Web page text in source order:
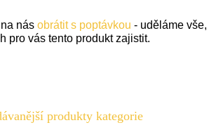
nás obrátit s poptávkou - uděláme vše,
pro vás tento produkt zajistit.
produkty kategorie